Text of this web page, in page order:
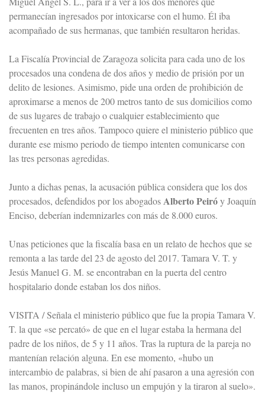
permanecían ingresados por intoxicarse con el humo. Él iba
acompañado de sus hermanas, que también resultaron heridas.
La Fiscalía Provincial de Zaragoza solicita para cada uno de los
procesados una condena de dos años y medio de prisión por un
delito de lesiones. Asimismo, pide una orden de prohibición de
aproximarse a menos de 200 metros tanto de sus domicilios como
de sus lugares de trabajo o cualquier establecimiento que
frecuenten en tres años. Tampoco quiere el ministerio público que
durante ese mismo periodo de tiempo intenten comunicarse con
las tres personas agredidas.
Junto a dichas penas, la acusación pública considera que los dos
procesados, defendidos por los abogadosAlberto Peiróy Joaquín
Enciso, deberían indemnizarles con más de 8.000 euros.
Unas peticiones que la fiscalía basa en un relato de hechos que se
remonta a las tarde del 23 de agosto del 2017. Tamara V. T. y
Jesús Manuel G. M. se encontraban en la puerta del centro
hospitalario donde estaban los dos niños.
VISITA / Señala el ministerio público que fue la propia Tamara V.
T. la que «se percató» de que en el lugar estaba la hermana del
padre de los niños, de 5 y 11 años. Tras la ruptura de la pareja no
mantenían relación alguna. En ese momento, «hubo un
intercambio de palabras, si bien de ahí pasaron a una agresión con
las manos, propinándole incluso un empujón y la tiraron al suelo».